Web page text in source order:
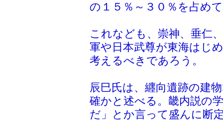
の１５％～３０％を占め
これなども、崇神、垂仁
軍や日本武尊が東海はじ
考えるべきであろう。
辰巳氏は、纒向遺跡の建
確かと述べる。畿内説の
だ」とか言って盛んに断